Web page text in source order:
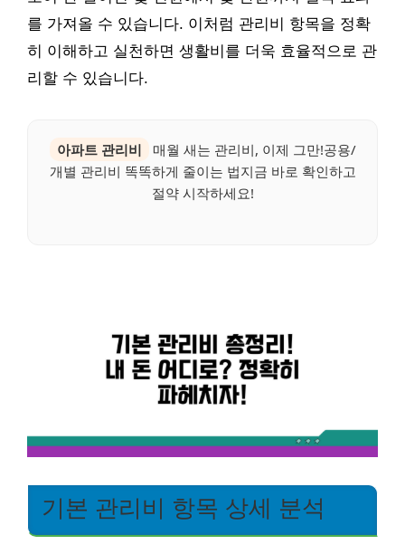
를 가져올 수 있습니다. 이처럼 관리비 항목을 정확
히 이해하고 실천하면 생활비를 더욱 효율적으로 관
리할 수 있습니다.
아파트 관리비
매월 새는 관리비, 이제 그만!공용/
개별 관리비 똑똑하게 줄이는 법지금 바로 확인하고
절약 시작하세요!
기본 관리비 항목 상세 분석